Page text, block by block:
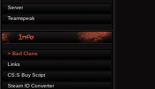
Server
Teamspeak
> Bad Clans
Links
CS:S Buy Script
Steam ID Converter